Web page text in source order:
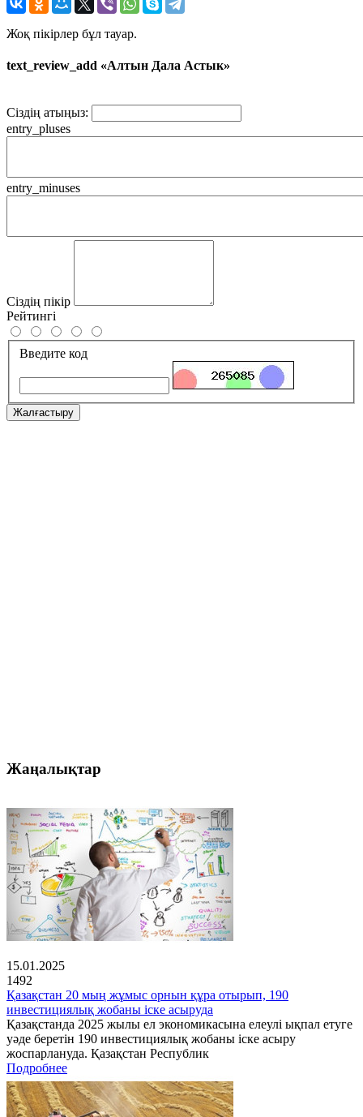
Жоқ пікірлер бұл тауар.
text_review_add «Алтын Дала Астык»
Сіздің атыңыз:
entry_pluses
entry_minuses
Сіздің пікір
Рейтингі
Введите код
Жалғастыру
Жаңалықтар
15.01.2025
1492
Қазақстан 20 мың жұмыс орнын құра отырып, 190
инвестициялық жобаны іске асыруда
Қазақстанда 2025 жылы ел экономикасына елеулі ықпал етуге
уәде беретін 190 инвестициялық жобаны іске асыру
жоспарлануда. Қазақстан Республик
Подробнее